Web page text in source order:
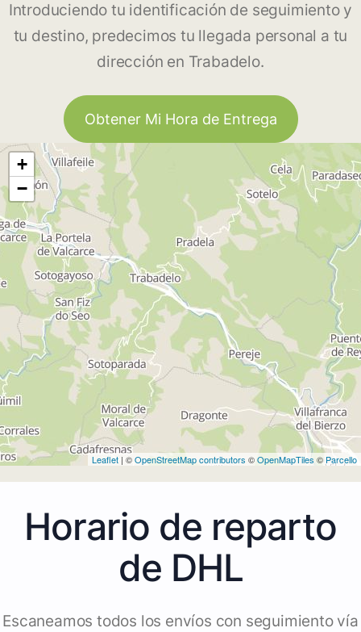
Introduciendo tu identificación de seguimiento y
tu destino, predecimos tu llegada personal a tu
dirección en Trabadelo.
Obtener Mi Hora de Entrega
+
−
Leaflet | ©OpenStreetMap contributors ©OpenMapTiles © Parcello
Horario de reparto
de DHL
Escaneamos todos los envíos con seguimiento vía